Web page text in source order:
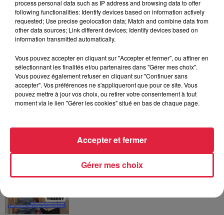
6 août 2026
Les dernières infos sur la venue du
pape à Metz en septembre
Dans la même série
Thierry du Domaine Wunsch et
Mann à Wettolsheim !
Thierry du Domaine Wunsch et Mann à
process personal data such as IP address and browsing data to offer
following functionalities: Identify devices based on information actively
requested; Use precise geolocation data; Match and combine data from
other data sources; Link different devices; Identify devices based on
information transmitted automatically.
Vous pouvez accepter en cliquant sur "Accepter et fermer", ou affiner en
sélectionnant les finalités et/ou partenaires dans "Gérer mes choix".
Vous pouvez également refuser en cliquant sur "Continuer sans
accepter". Vos préférences ne s'appliqueront que pour ce site. Vous
pouvez mettre à jour vos choix, ou retirer votre consentement à tout
moment via le lien "Gérer les cookies" situé en bas de chaque page.
Gérer mes choix
Accepter et fermer